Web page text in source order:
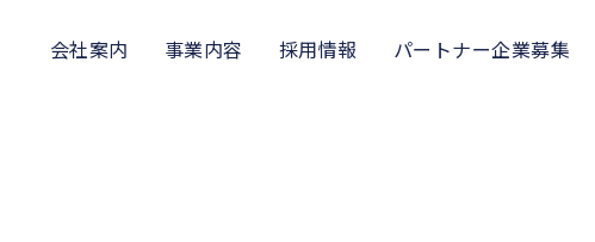
会社案内 事業内容 採用情報 パートナー企業募集